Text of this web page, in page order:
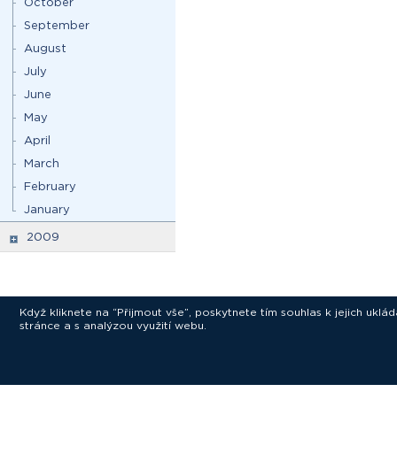
September
August
July
June
May
April
March
February
January
2009
Když kliknete na “Přijmout vše”, poskytnete tím souhlas k jejich
stránce a s analýzou využití webu.